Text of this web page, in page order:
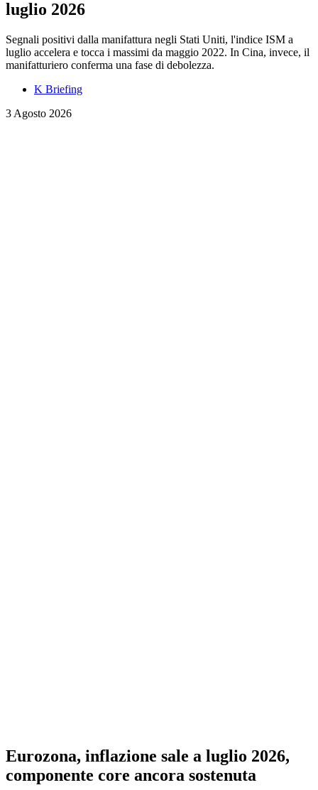
luglio 2026
Segnali positivi dalla manifattura negli Stati Uniti, l'indice ISM a
luglio accelera e tocca i massimi da maggio 2022. In Cina, invece, il
manifatturiero conferma una fase di debolezza.
K Briefing
3 Agosto 2026
Eurozona, inflazione sale a luglio 2026,
componente core ancora sostenuta